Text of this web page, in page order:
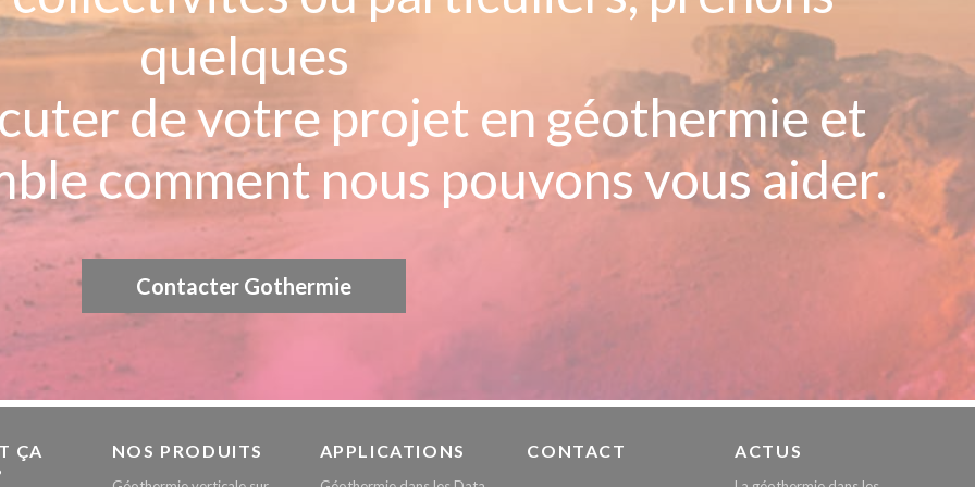
quelques
de votre projet en géothermie et
comment nous pouvons vous aider.
Contacter Gothermie
ÇA
NOS PRODUITS APPLICATIONS CONTACT ACTUS